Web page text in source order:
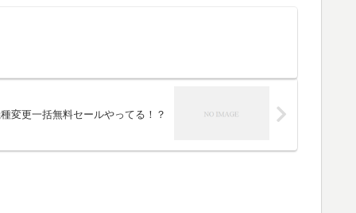
変更一括無料セールやってる！？